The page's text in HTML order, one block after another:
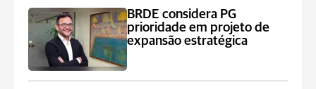
BRDE considera PG
prioridade em projeto de
expansão estratégica